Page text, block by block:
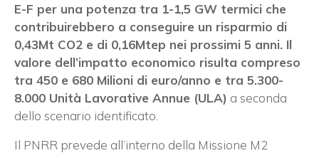
E-F per una potenza tra 1-1,5 GW termici che
contribuirebbero a conseguire un risparmio di
0,43Mt CO2 e di 0,16Mtep nei prossimi 5 anni. Il
valore dell’impatto economico risulta compreso
tra 450 e 680 Milioni di euro/anno e tra 5.300-
8.000 Unità Lavorative Annue (ULA) a seconda
dello scenario identificato.
Il PNRR prevede all’interno della Missione M2